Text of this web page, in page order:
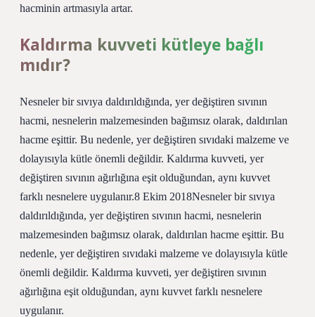
hacminin artmasıyla artar.
Kaldırma kuvveti kütleye bağlı
mıdır?
Nesneler bir sıvıya daldırıldığında, yer değiştiren sıvının
hacmi, nesnelerin malzemesinden bağımsız olarak, daldırılan
hacme eşittir. Bu nedenle, yer değiştiren sıvıdaki malzeme ve
dolayısıyla kütle önemli değildir. Kaldırma kuvveti, yer
değiştiren sıvının ağırlığına eşit olduğundan, aynı kuvvet
farklı nesnelere uygulanır.8 Ekim 2018Nesneler bir sıvıya
daldırıldığında, yer değiştiren sıvının hacmi, nesnelerin
malzemesinden bağımsız olarak, daldırılan hacme eşittir. Bu
nedenle, yer değiştiren sıvıdaki malzeme ve dolayısıyla kütle
önemli değildir. Kaldırma kuvveti, yer değiştiren sıvının
ağırlığına eşit olduğundan, aynı kuvvet farklı nesnelere
uygulanır.